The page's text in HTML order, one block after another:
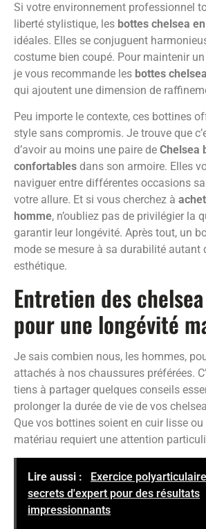
Si votre environnement professionnel
liberté stylistique, les bottes chelsea
idéales. Elles se conjuguent
costume bien coupé. Pour maintenir
je vous recommande les bottes
qui ajoutent une dimension de
Peu importe le contexte, ces bottines
style sans compromis. Je trouve que
d’avoir au moins une paire de Chelsea
confortables dans son armoire. Elles
naviguer entre différentes occasions
votre allure. Et si vous cherchez à
homme, n’oubliez pas de privilégier la
garantir leur longévité. Après tout, un
mode se mesure à sa durabilité autant
esthétique.
Entretien des
pour une longévité
Je sais combien nous, les hommes,
attachés à nos chaussures préférées.
tiens à partager quelques conseils
prolonger la durée de vie de vos
Que vos bottines soient en cuir lisse ou
matériau requiert une attention
Lire aussi :
Exercice
secrets d'expert pour des résultats
impressionnants